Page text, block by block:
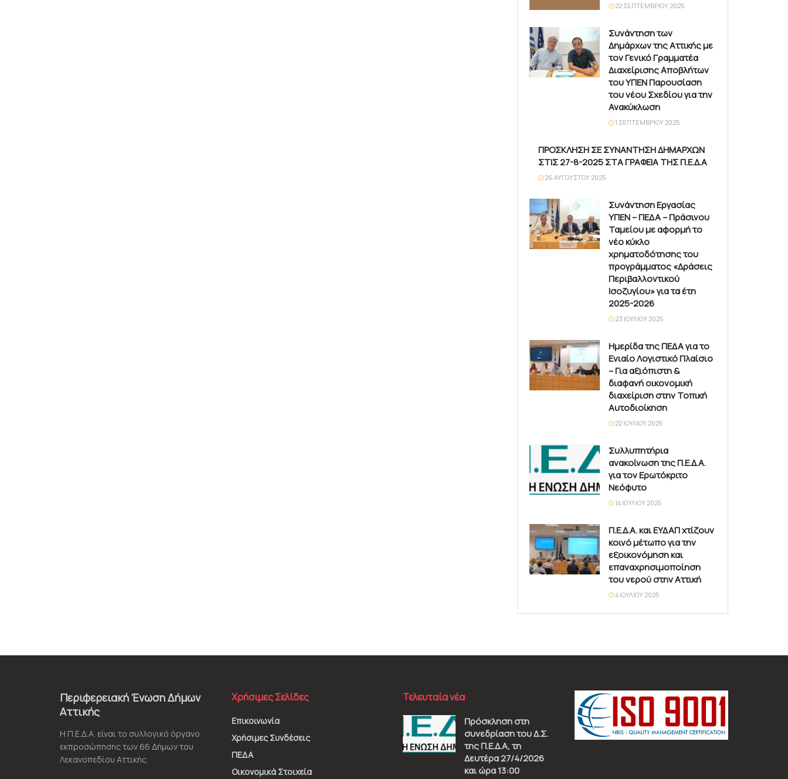
22 ΣΕΠΤΕΜΒΡΊΟΥ 2025
Συνάντηση των
Δημάρχων της Αττικής με
τον Γενικό Γραμματέα
Διαχείρισης Αποβλήτων
του ΥΠΕΝ Παρουσίαση
του νέου Σχεδίου για την
Ανακύκλωση
1 ΣΕΠΤΕΜΒΡΊΟΥ 2025
ΠΡΟΣΚΛΗΣΗ ΣΕ ΣΥΝΑΝΤΗΣΗ ΔΗΜΑΡΧΩΝ
ΣΤΙΣ 27-8-2025 ΣΤΑ ΓΡΑΦΕΙΑ ΤΗΣ Π.Ε.Δ.Α
26 ΑΥΓΟΎΣΤΟΥ 2025
Συνάντηση Εργασίας
ΥΠΕΝ – ΠΕΔΑ – Πράσινου
Ταμείου με αφορμή το
νέο κύκλο
χρηματοδότησης του
προγράμματος «Δράσεις
Περιβαλλοντικού
Ισοζυγίου» για τα έτη
2025-2026
23 ΙΟΥΛΊΟΥ 2025
Ημερίδα της ΠΕΔΑ για το
Ενιαίο Λογιστικό Πλαίσιο
– Για αξιόπιστη &
διαφανή οικονομική
διαχείριση στην Τοπική
Αυτοδιοίκηση
22 ΙΟΥΛΊΟΥ 2025
Συλλυπητήρια
ανακοίνωση της Π.Ε.Δ.Α.
για τον Ερωτόκριτο
Νεόφυτο
14 ΙΟΥΛΊΟΥ 2025
Π.Ε.Δ.Α. και ΕΥΔΑΠ χτίζουν
κοινό μέτωπο για την
εξοικονόμηση και
επαναχρησιμοποίηση
του νερού στην Αττική
4 ΙΟΥΛΊΟΥ 2025
Περιφερειακή Ένωση Δήμων
Αττικής
Η Π.Ε.Δ.Α. είναι το συλλογικό όργανο
εκπροσώπησης των 66 Δήμων του
Λεκανοπεδίου Αττικής.
Χρήσιμες Σελίδες
Επικοινωνία
Χρήσιμες Συνδέσεις
ΠΕΔΑ
Οικονομικά Στοιχεία
Τελευταία νέα
Πρόσκληση στη
συνεδρίαση του Δ.Σ.
της Π.Ε.Δ.Α, τη
Δευτέρα 27/4/2026
και ώρα 13:00